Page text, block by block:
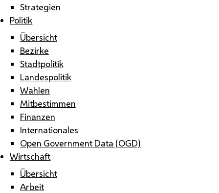
Strategien
Politik
Übersicht
Bezirke
Stadtpolitik
Landespolitik
Wahlen
Mitbestimmen
Finanzen
Internationales
Open Government Data (OGD)
Wirtschaft
Übersicht
Arbeit